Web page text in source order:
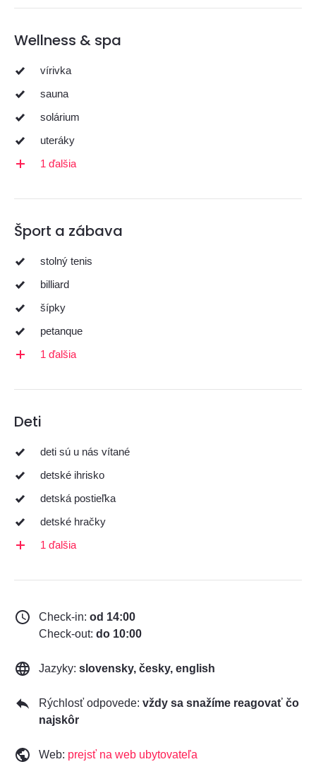
Wellness & spa
vírivka
sauna
solárium
uteráky
1 ďalšia
Šport a zábava
stolný tenis
billiard
šípky
petanque
1 ďalšia
Deti
deti sú u nás vítané
detské ihrisko
detská postieľka
detské hračky
1 ďalšia
Check-in: od 14:00
Check-out: do 10:00
Jazyky: slovensky, česky, english
Rýchlosť odpovede: vždy sa snažíme reagovať čo
najskôr
Web: prejsť na web ubytovateľa